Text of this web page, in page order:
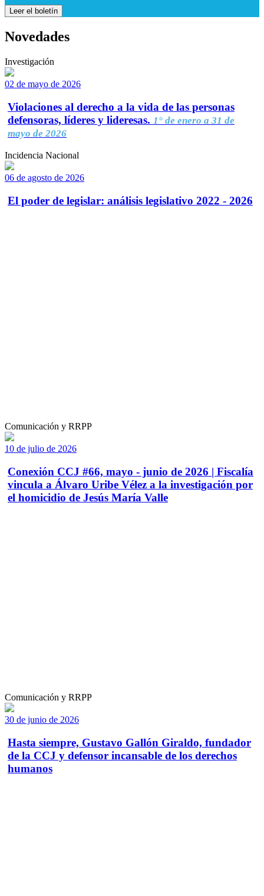
Leer el boletín
Novedades
Investigación
02 de mayo de 2026
Violaciones al derecho a la vida de las personas
defensoras, líderes y lideresas. 1° de enero a 31 de
mayo de 2026
Incidencia Nacional
06 de agosto de 2026
El poder de legislar: análisis legislativo 2022 - 2026
Comunicación y RRPP
10 de julio de 2026
Conexión CCJ #66, mayo - junio de 2026 | Fiscalía
vincula a Álvaro Uribe Vélez a la investigación por
el homicidio de Jesús María Valle
Comunicación y RRPP
30 de junio de 2026
Hasta siempre, Gustavo Gallón Giraldo, fundador
de la CCJ y defensor incansable de los derechos
humanos